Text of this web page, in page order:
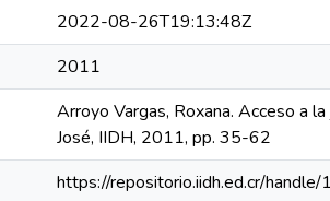
2022-08-26T19:13:48Z
2011
Arroyo Vargas, Roxana. Acceso a
José, IIDH, 2011, pp. 35-62
https://repositorio.iidh.ed.cr/